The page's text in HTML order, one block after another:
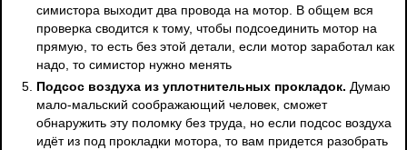
симистора выходит два провода на мотор. В общем вся
проверка сводится к тому, чтобы подсоединить мотор на
прямую, то есть без этой детали, если мотор заработал как
надо, то симистор нужно менять
Подсос воздуха из уплотнительных прокладок. Думаю
мало-мальский соображающий человек, сможет
обнаружить эту поломку без труда, но если подсос воздуха
идёт из под прокладки мотора, то вам придется разобрать